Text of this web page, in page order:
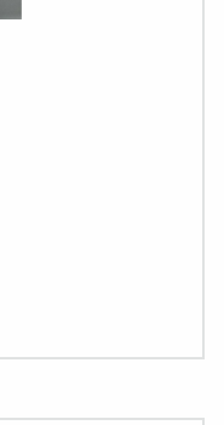
€ - 3,33 €